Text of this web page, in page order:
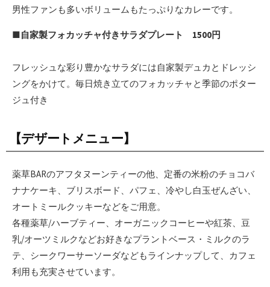
男性ファンも多いボリュームもたっぷりなカレーです。
■自家製フォカッチャ付きサラダプレート 1500円
フレッシュな彩り豊かなサラダには自家製デュカとドレッシ
ングをかけて。毎日焼き立てのフォカッチャと季節のポター
ジュ付き
【デザートメニュー】
薬草BARのアフタヌーンティーの他、定番の米粉のチョコバ
ナナケーキ、ブリスボード、パフェ、冷やし白玉ぜんざい、
オートミールクッキーなどをご用意。
各種薬草/ハーブティー、オーガニックコーヒーや紅茶、豆
乳/オーツミルクなどお好きなプラントベース・ミルクのラ
テ、シークワーサーソーダなどもラインナップして、カフェ
利用も充実させています。